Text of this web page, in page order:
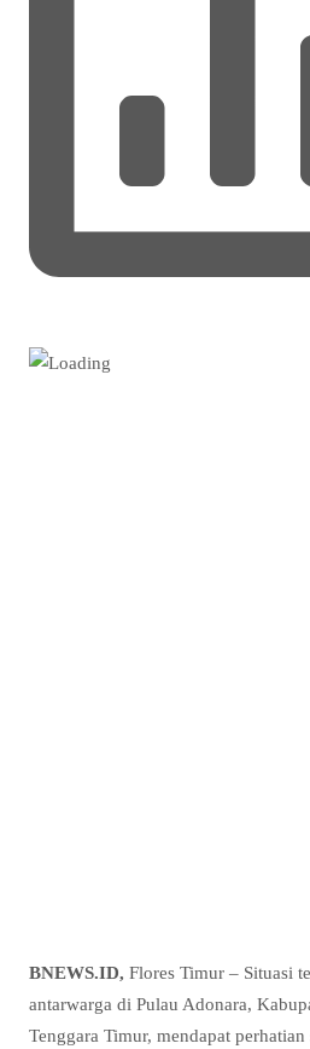
BNEWS.ID, Flores Timur – Situasi
antarwarga di Pulau Adonara,
Tenggara Timur, mendapat